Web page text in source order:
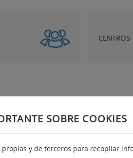
CENTROS
Redes sociales e identidad
SOBRE COOKIES
y de terceros para recopilar